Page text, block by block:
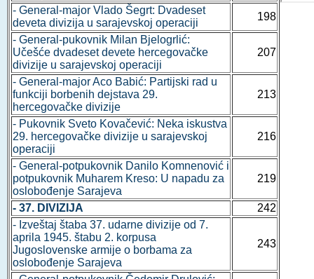
- General-major Vlado Šegrt: Dvadeset
deveta divizija u sarajevskoj operaciji
198
- General-pukovnik Milan Bjelogrlić:
Učešće dvadeset devete hercegovačke
divizije u sarajevskoj operaciji
207
- General-major Aco Babić: Partijski rad u
funkciji borbenih dejstava 29.
hercegovačke divizije
213
- Pukovnik Sveto Kovačević: Neka iskustva
29. hercegovačke divizije u sarajevskoj
operaciji
216
- General-potpukovnik Danilo Komnenović i
potpukovnik Muharem Kreso: U napadu za
oslobođenje Sarajeva
219
- 37. DIVIZIJA
242
- Izveštaj štaba 37. udarne divizije od 7.
aprila 1945. štabu 2. korpusa
Jugoslovenske armije o borbama za
oslobođenje Sarajeva
243